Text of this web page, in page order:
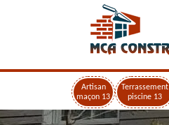
Artisan
maçon 13
Terrassement
piscine 13